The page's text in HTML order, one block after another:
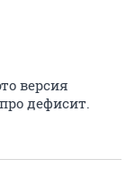
версия
дефисит.